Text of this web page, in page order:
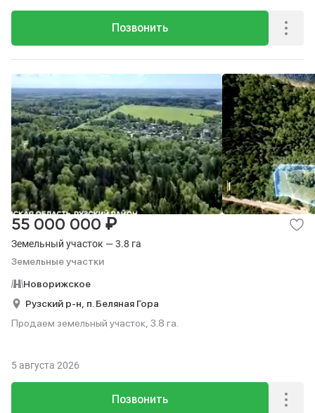
Позвонить
Земельный участок — 3.8 га
Земельные участки
55 000 000 ₽
Новорижское
Рузский р-н, п. Беляная Гора
Продаем земельный участок, 3.8 га.
Позвонить
5 августа 2026